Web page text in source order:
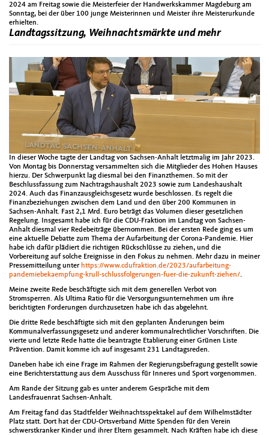
2024 am Freitag sowie die Meisterfeier der Handwerkskammer Magdeburg am
Sonntag, bei der über 100 junge Meisterinnen und Meister ihre Meisterurkunde
erhielten.
Landtagssitzung, Weihnachtsmärkte und mehr
In dieser Woche tagte der Landtag von Sachsen-Anhalt letztmalig im Jahr 2023.
Von Montag bis Donnerstag versammelten sich die Mitglieder des Hohen Hauses
hierzu. Der Schwerpunkt lag diesmal bei den Finanzthemen. So mit der
Beschlussfassung zum Nachtragshaushalt 2023 sowie zum Landeshaushalt
2024. Auch das Finanzausgleichsgesetz wurde beschlossen. Es regelt die
Finanzbeziehungen zwischen dem Land und den über 200 Kommunen in
Sachsen-Anhalt. Fast 2,1 Mrd. Euro beträgt das Volumen dieser gesetzlichen
Regelung. Insgesamt habe ich für die CDU-Fraktion im Landtag von Sachsen-
Anhalt diesmal vier Redebeiträge übernommen. Bei der ersten Rede ging es um
eine aktuelle Debatte zum Thema der Aufarbeitung der Corona-Pandemie. Hier
habe ich dafür plädiert die richtigen Rückschlüsse zu ziehen, und die
Vorbereitung auf solche Ereignisse in den Fokus zu nehmen. Mehr dazu in meiner
Pressemitteilung unter https://www.cdufraktion.de/2023/aufarbeitung-
pandemiebekaempfung-krull-schlussfolgerungen-fuer-die-zukunft-ziehen/.
Meine zweite Rede beschäftigte sich mit dem generellen Verbot von
Stromsperren. Als Ultima Ratio für die Versorgungsunternehmen um ihre
berichtigten Forderungen durchzusetzen habe ich das abgelehnt.
Die dritte Rede beschäftigte sich mit den geplanten Änderungen beim
Kommunalverfassungsgesetz und anderer kommunalrechtlicher Vorschriften. Die
vierte und letzte Rede hatte die beantragte Etablierung einer Grünen Liste
Prävention. Damit komme ich auf insgesamt 231 Landtagsreden.
Daneben habe ich eine Frage im Rahmen der Regierungsbefragung gestellt sowie
eine Berichterstattung aus dem Ausschuss für Inneres und Sport vorgenommen.
Am Rande der Sitzung gab es unter anderem Gespräche mit dem
Landesfrauenrat Sachsen-Anhalt.
Am Freitag fand das Stadtfelder Weihnachtsspektakel auf dem Wilhelmstädter
Platz statt. Dort hat der CDU-Ortsverband Mitte Spenden für den Verein
schwerstkranker Kinder und ihrer Eltern gesammelt. Nach Kräften habe ich diese